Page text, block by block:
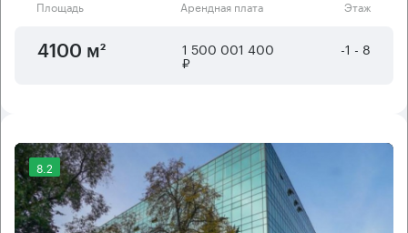
Площадь Арендная плата Этаж
4100 м² 1 500 001 400
₽
-1 - 8
8.2